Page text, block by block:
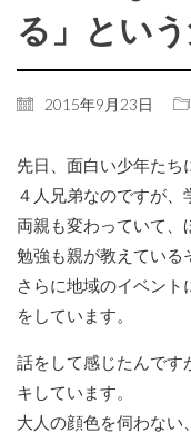
る」とい
2015年9月23日
先日、面白い少年たち
４人兄弟なのですが、
両親も変わっていて、
勉強も親が教えている
さらに地域のイベン
をしています。
話をして感じたんです
キしています。
大人の顔色を伺わない